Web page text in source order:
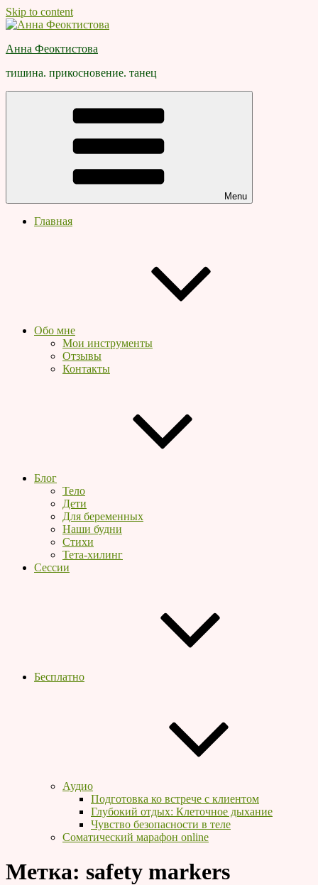
Skip to content
Анна Феоктистова
тишина. прикосновение. танец
Menu
Главная
Обо мне
Мои инструменты
Отзывы
Контакты
Блог
Тело
Дети
Для беременных
Наши будни
Стихи
Тета-хилинг
Сессии
Бесплатно
Аудио
Подготовка ко встрече с клиентом
Глубокий отдых: Клеточное дыхание
Чувство безопасности в теле
Соматический марафон online
Метка: safety markers